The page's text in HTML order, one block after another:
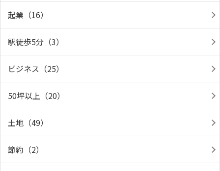
起業（16）
駅徒歩5分（3）
ビジネス（25）
50坪以上（20）
土地（49）
節約（2）